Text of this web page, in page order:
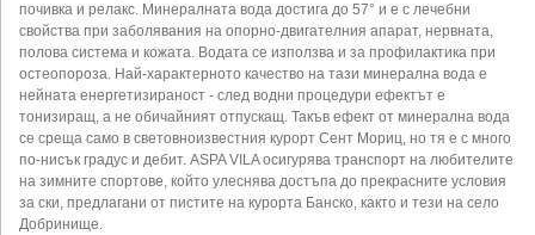
почивка и релакс. Минералната вода достига до 57° и е с лечебни
свойства при заболявания на опорно-двигателния апарат, нервната,
полова система и кожата. Водата се използва и за профилактика при
остеопороза. Най-характерното качество на тази минерална вода е
нейната енергетизираност - след водни процедури ефектът е
тонизиращ, а не обичайният отпускащ. Такъв ефект от минерална вода
се среща само в световноизвестния курорт Сент Мориц, но тя е с много
по-нисък градус и дебит. ASPA VILA осигурява транспорт на любителите
на зимните спортове, който улеснява достъпа до прекрасните условия
за ски, предлагани от пистите на курорта Банско, както и тези на село
Добринище.